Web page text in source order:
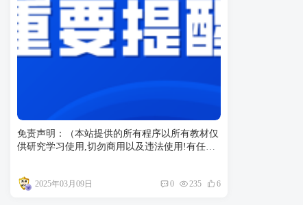
免责声明：（本站提供的所有程序以所有教材仅
供研究学习使用,切勿商用以及违法使用!有任何
2025年03月09日 0 235 6